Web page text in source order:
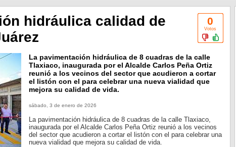
0
Votos
hidráulica calidad de
La pavimentación hidráulica de 8 cuadras de la calle
Tlaxiaco, inaugurada por el Alcalde Carlos Peña Ortiz
reunió a los vecinos del sector que acudieron a cortar
el listón con el para celebrar una nueva vialidad que
mejora su calidad de vida.
sábado, 3 de enero de 2026
La pavimentación hidráulica de 8 cuadras de la calle Tlaxiaco,
inaugurada por el Alcalde Carlos Peña Ortiz reunió a los vecinos
del sector que acudieron a cortar el listón con el para celebrar una
nueva vialidad que mejora su calidad de vida.